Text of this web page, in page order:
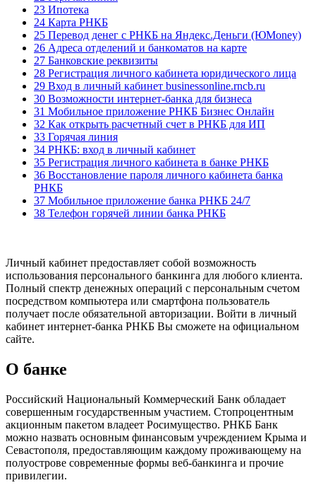
23 Ипотека
24 Карта РНКБ
25 Перевод денег с РНКБ на Яндекс.Деньги (ЮMoney)
26 Адреса отделений и банкоматов на карте
27 Банковские реквизиты
28 Регистрация личного кабинета юридического лица
29 Вход в личный кабинет businessonline.rncb.ru
30 Возможности интернет-банка для бизнеса
31 Мобильное приложение РНКБ Бизнес Онлайн
32 Как открыть расчетный счет в РНКБ для ИП
33 Горячая линия
34 РНКБ: вход в личный кабинет
35 Регистрация личного кабинета в банке РНКБ
36 Восстановление пароля личного кабинета банка
РНКБ
37 Мобильное приложение банка РНКБ 24/7
38 Телефон горячей линии банка РНКБ
Личный кабинет предоставляет собой возможность
использования персонального банкинга для любого клиента.
Полный спектр денежных операций с персональным счетом
посредством компьютера или смартфона пользователь
получает после обязательной авторизации. Войти в личный
кабинет интернет-банка РНКБ Вы сможете на официальном
сайте.
О банке
Российский Национальный Коммерческий Банк обладает
совершенным государственным участием. Стопроцентным
акционным пакетом владеет Росимущество. РНКБ Банк
можно назвать основным финансовым учреждением Крыма и
Севастополя, предоставляющим каждому проживающему на
полуострове современные формы веб-банкинга и прочие
привилегии.